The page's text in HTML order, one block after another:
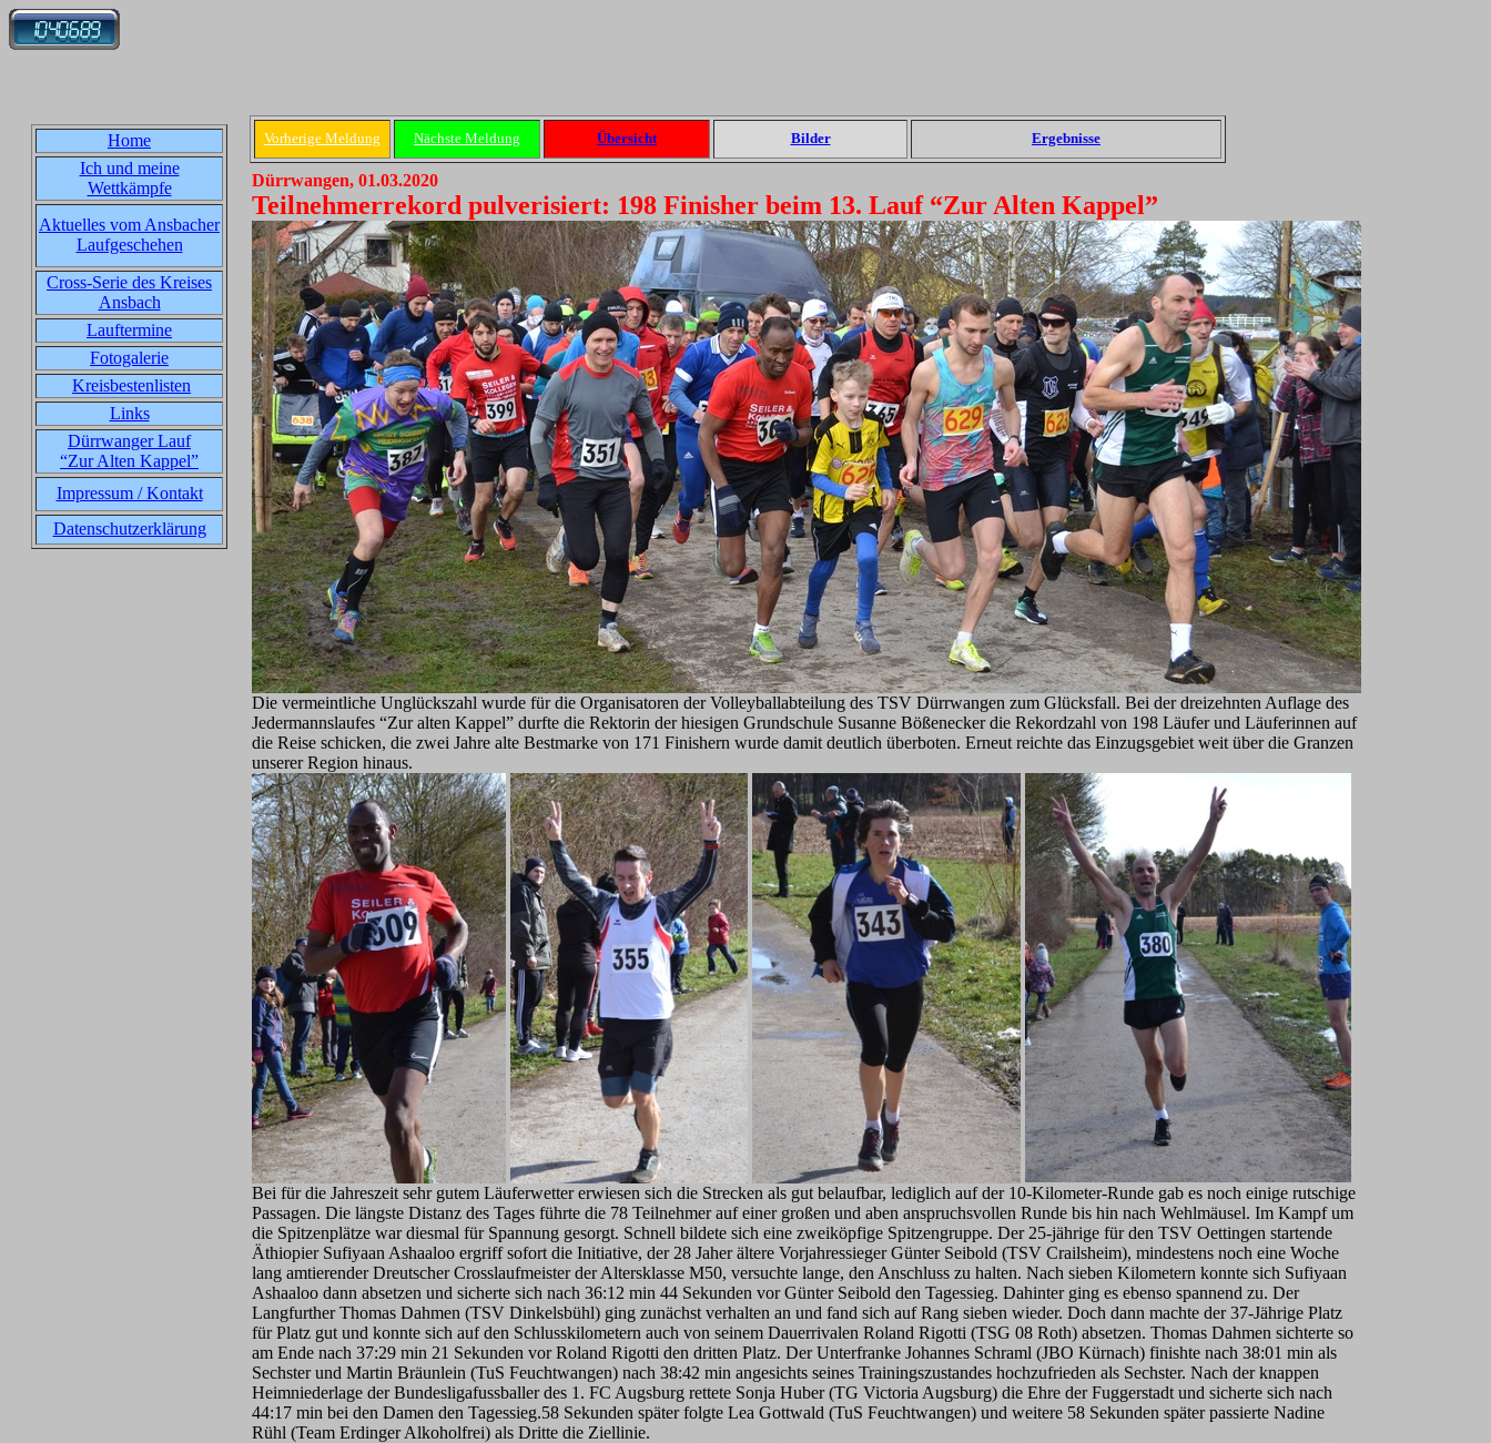
Home
Ich und meine
Wettkämpfe
Aktuelles vom Ansbacher
Laufgeschehen
Cross-Serie des Kreises
Ansbach
Lauftermine
Fotogalerie
Kreisbestenlisten
Links
Dürrwanger Lauf
“Zur Alten Kappel”
Impressum / Kontakt
Datenschutzerklärung
Vorherige Meldung Nächste Meldung Übersicht Bilder Ergebnisse
Dürrwangen, 01.03.2020
Teilnehmerrekord pulverisiert: 198 Finisher beim 13. Lauf “Zur Alten Kappel”
Die vermeintliche Unglückszahl wurde für die Organisatoren der Volleyballabteilung des TSV Dürrwangen zum Glücksfall. Bei der dreizehnten Auflage des
Jedermannslaufes “Zur alten Kappel” durfte die Rektorin der hiesigen Grundschule Susanne Bößenecker die Rekordzahl von 198 Läufer und Läuferinnen auf
die Reise schicken, die zwei Jahre alte Bestmarke von 171 Finishern wurde damit deutlich überboten. Erneut reichte das Einzugsgebiet weit über die Granzen
unserer Region hinaus.
Bei für die Jahreszeit sehr gutem Läuferwetter erwiesen sich die Strecken als gut belaufbar, lediglich auf der 10-Kilometer-Runde gab es noch einige rutschige
Passagen. Die längste Distanz des Tages führte die 78 Teilnehmer auf einer großen und aben anspruchsvollen Runde bis hin nach Wehlmäusel. Im Kampf um
die Spitzenplätze war diesmal für Spannung gesorgt. Schnell bildete sich eine zweiköpfige Spitzengruppe. Der 25-jährige für den TSV Oettingen startende
Äthiopier Sufiyaan Ashaaloo ergriff sofort die Initiative, der 28 Jaher ältere Vorjahressieger Günter Seibold (TSV Crailsheim), mindestens noch eine Woche
lang amtierender Dreutscher Crosslaufmeister der Altersklasse M50, versuchte lange, den Anschluss zu halten. Nach sieben Kilometern konnte sich Sufiyaan
Ashaaloo dann absetzen und sicherte sich nach 36:12 min 44 Sekunden vor Günter Seibold den Tagessieg. Dahinter ging es ebenso spannend zu. Der
Langfurther Thomas Dahmen (TSV Dinkelsbühl) ging zunächst verhalten an und fand sich auf Rang sieben wieder. Doch dann machte der 37-Jährige Platz
für Platz gut und konnte sich auf den Schlusskilometern auch von seinem Dauerrivalen Roland Rigotti (TSG 08 Roth) absetzen. Thomas Dahmen sichterte so
am Ende nach 37:29 min 21 Sekunden vor Roland Rigotti den dritten Platz. Der Unterfranke Johannes Schraml (JBO Kürnach) finishte nach 38:01 min als
Sechster und Martin Bräunlein (TuS Feuchtwangen) nach 38:42 min angesichts seines Trainingszustandes hochzufrieden als Sechster. Nach der knappen
Heimniederlage der Bundesligafussballer des 1. FC Augsburg rettete Sonja Huber (TG Victoria Augsburg) die Ehre der Fuggerstadt und sicherte sich nach
44:17 min bei den Damen den Tagessieg.58 Sekunden später folgte Lea Gottwald (TuS Feuchtwangen) und weitere 58 Sekunden später passierte Nadine
Rühl (Team Erdinger Alkoholfrei) als Dritte die Ziellinie.